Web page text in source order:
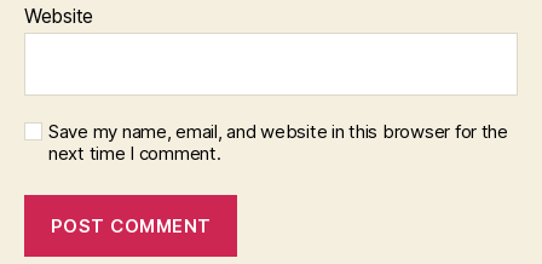
Website
Save my name, email, and website in this browser for the
next time I comment.